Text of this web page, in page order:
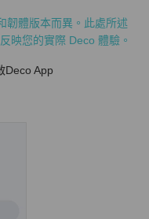
韌體版本而異。此處所述
映您的實際 Deco 體驗。
Deco App